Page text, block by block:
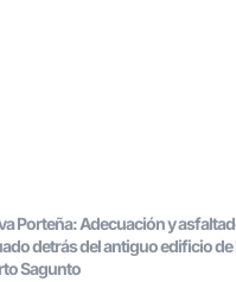
Porteña: Adecuación y
detrás del antiguo edificio de
Sagunto